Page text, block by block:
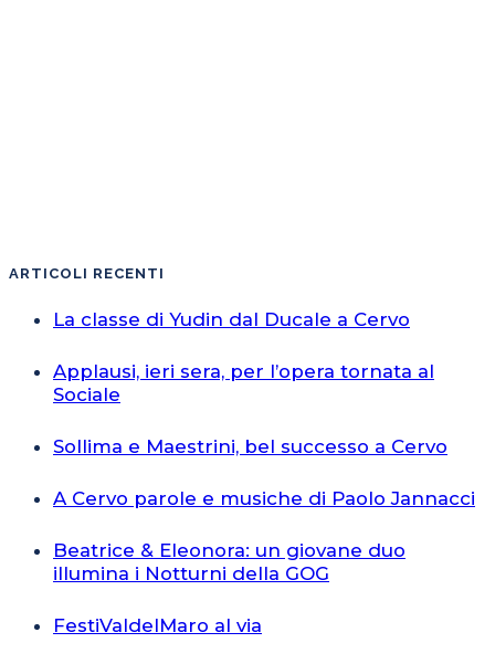
ARTICOLI RECENTI
La classe di Yudin dal Ducale a Cervo
Applausi, ieri sera, per l’opera tornata al
Sociale
Sollima e Maestrini, bel successo a Cervo
A Cervo parole e musiche di Paolo Jannacci
Beatrice & Eleonora: un giovane duo
illumina i Notturni della GOG
FestiValdelMaro al via